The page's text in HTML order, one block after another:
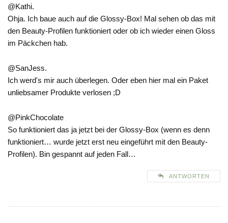
@Kathi.
Ohja. Ich baue auch auf die Glossy-Box! Mal sehen ob das mit
den Beauty-Profilen funktioniert oder ob ich wieder einen Gloss
im Päckchen hab.
@SanJess.
Ich werd's mir auch überlegen. Oder eben hier mal ein Paket
unliebsamer Produkte verlosen ;D
@PinkChocolate
So funktioniert das ja jetzt bei der Glossy-Box (wenn es denn
funktioniert… wurde jetzt erst neu eingeführt mit den Beauty-
Profilen). Bin gespannt auf jeden Fall…
ANTWORTEN